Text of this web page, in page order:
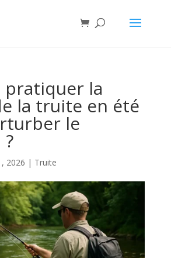
pratiquer la
la truite en été
le
2026 | Truite